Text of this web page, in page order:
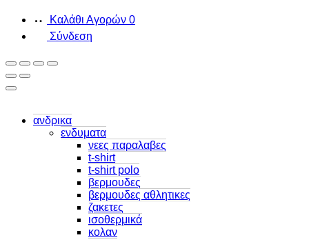
Καλάθι Αγορών 0
Σύνδεση
ανδρικα
ενδυματα
νεες παραλαβες
t-shirt
t-shirt polo
βερμουδες
βερμουδες αθλητικες
ζακετες
ισοθερμικά
κολαν